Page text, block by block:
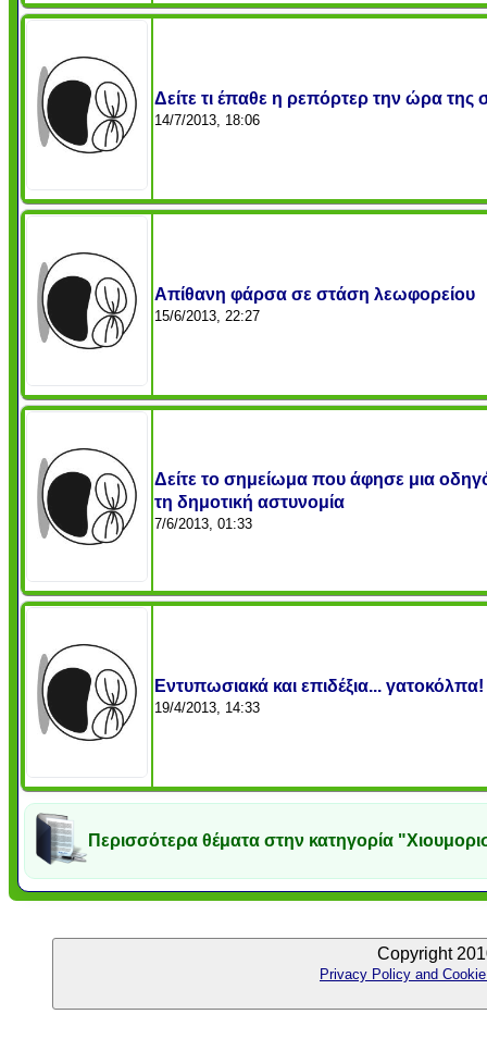
Δείτε τι έπαθε η ρεπόρτερ την ώρα της
14/7/2013, 18:06
Απίθανη φάρσα σε στάση λεωφορείου
15/6/2013, 22:27
Δείτε το σημείωμα που άφησε μια
τη δημοτική αστυνομία
7/6/2013, 01:33
Εντυπωσιακά και επιδέξια... γατοκόλπα!
19/4/2013, 14:33
Περισσότερα θέματα στην κατηγορία
Copyright
Privacy Policy and